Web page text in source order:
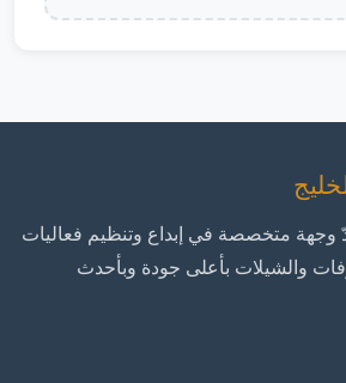
وجهة متخصصة في إبداع وتنظيم فعاليات
والشيلات بأعلى جودة وبأحدث